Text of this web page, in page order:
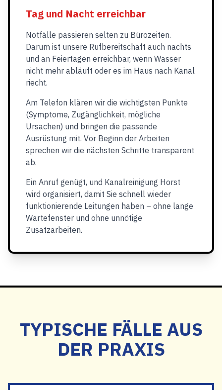
Tag und Nacht erreichbar
Notfälle passieren selten zu Bürozeiten.
Darum ist unsere Rufbereitschaft auch nachts
und an Feiertagen erreichbar, wenn Wasser
nicht mehr abläuft oder es im Haus nach Kanal
riecht.
Am Telefon klären wir die wichtigsten Punkte
(Symptome, Zugänglichkeit, mögliche
Ursachen) und bringen die passende
Ausrüstung mit. Vor Beginn der Arbeiten
sprechen wir die nächsten Schritte transparent
ab.
Ein Anruf genügt, und Kanalreinigung Horst
wird organisiert, damit Sie schnell wieder
funktionierende Leitungen haben – ohne lange
Wartefenster und ohne unnötige
Zusatzarbeiten.
TYPISCHE FÄLLE AUS
DER PRAXIS